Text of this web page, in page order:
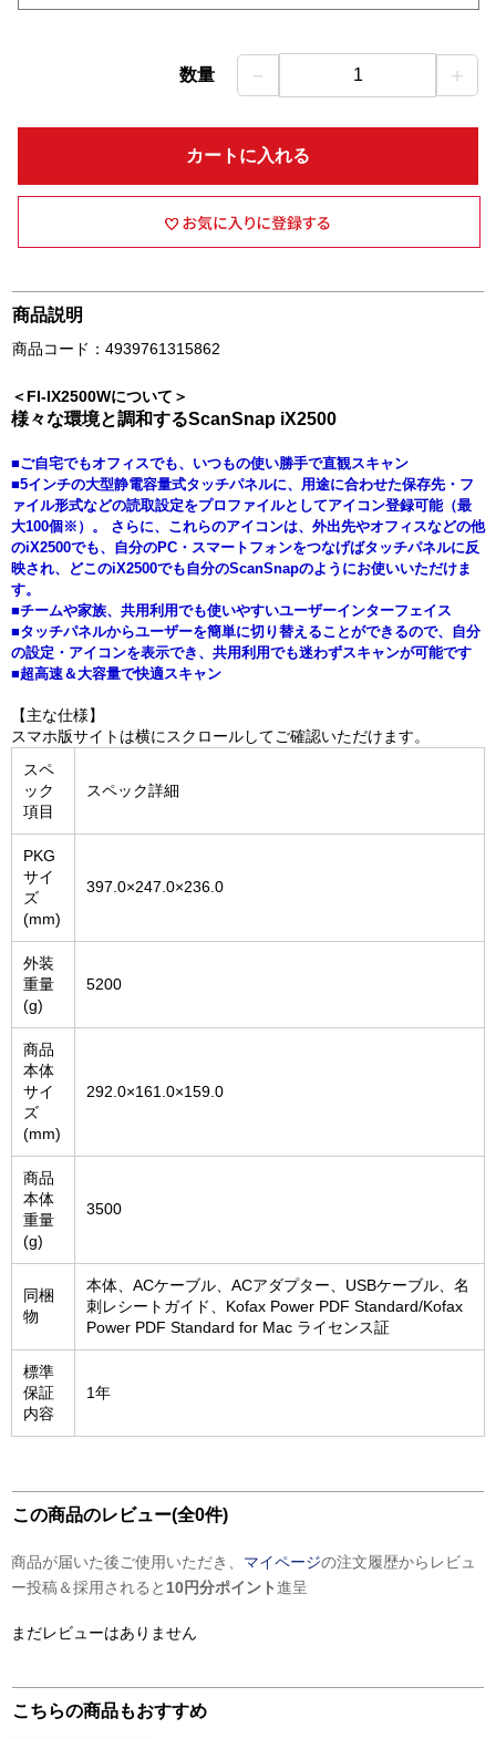
数量 － 1 ＋
カートに入れる
商品説明
商品コード：4939761315862
＜FI-IX2500Wについて＞
様々な環境と調和するScanSnap iX2500
■ご自宅でもオフィスでも、いつもの使い勝手で直観スキャン
■5インチの大型静電容量式タッチパネルに、用途に合わせた保存先・フ
ァイル形式などの読取設定をプロファイルとしてアイコン登録可能（最
大100個※）。 さらに、これらのアイコンは、外出先やオフィスなどの他
のiX2500でも、自分のPC・スマートフォンをつなげばタッチパネルに反
映され、どこのiX2500でも自分のScanSnapのようにお使いいただけま
す。
■チームや家族、共用利用でも使いやすいユーザーインターフェイス
■タッチパネルからユーザーを簡単に切り替えることができるので、自分
の設定・アイコンを表示でき、共用利用でも迷わずスキャンが可能です
■超高速＆大容量で快適スキャン
【主な仕様】
スマホ版サイトは横にスクロールしてご確認いただけます。
スペ
ック
項目
スペック詳細
PKG
サイ
ズ
(mm)
397.0×247.0×236.0
外装
重量
(g)
5200
商品
本体
サイ
ズ
(mm)
292.0×161.0×159.0
商品
本体
重量
(g)
3500
同梱
物
本体、ACケーブル、ACアダプター、USBケーブル、名
刺レシートガイド、Kofax Power PDF Standard/Kofax
Power PDF Standard for Mac ライセンス証
標準
保証
内容
1年
この商品のレビュー(全0件)
商品が届いた後ご使用いただき、 マイページの注文履歴からレビュ
ー投稿＆採用されると 10円分ポイント進呈
まだレビューはありません
こちらの商品もおすすめ